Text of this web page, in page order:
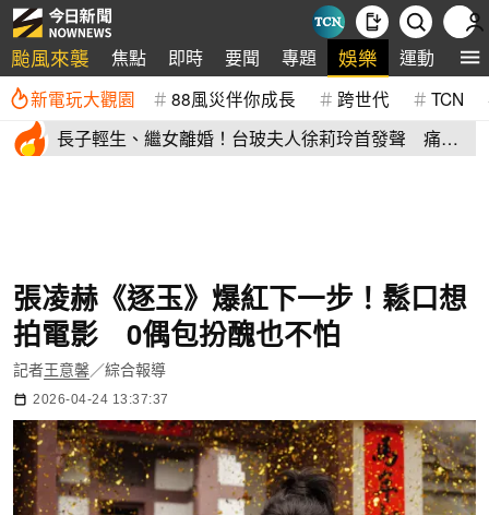
颱風來襲 焦點 即時 要聞 專題 娛樂 運動 全
新電玩大觀園 88風災伴你成長 跨世代 TCN
長子輕生、繼女離婚！台玻夫人徐莉玲首發聲 痛揭
張凌赫《逐玉》爆紅下一步！鬆口想
拍電影 0偶包扮醜也不怕
記者王意馨／綜合報導
2026-04-24 13:37:37